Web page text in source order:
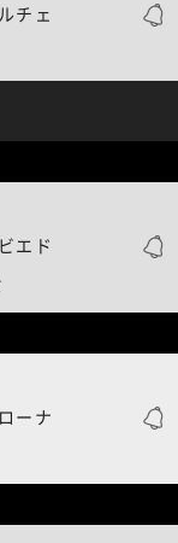
チェ
エド
ーナ